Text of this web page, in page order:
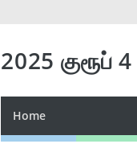
2025 குரூப் 4
Home